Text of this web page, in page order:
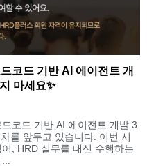
코드 기반 AI 에이전트 개
마세요✨
코드 기반 AI 에이전트 개발 3
를 앞두고 있습니다. 이번 시
, HRD 실무를 대신 수행하는